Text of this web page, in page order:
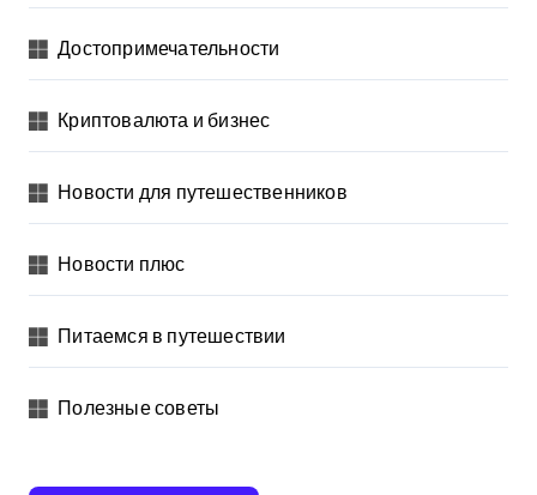
Достопримечательности
Криптовалюта и бизнес
Новости для путешественников
Новости плюс
Питаемся в путешествии
Полезные советы